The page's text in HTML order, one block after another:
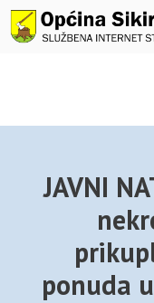
Preskoči
na
JAVNI
ponuda